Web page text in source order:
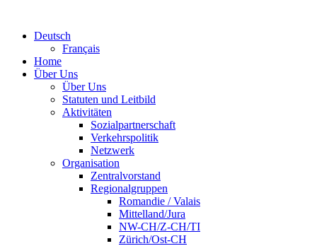
Deutsch
Français
Home
Über Uns
Über Uns
Statuten und Leitbild
Aktivitäten
Sozialpartnerschaft
Verkehrspolitik
Netzwerk
Organisation
Zentralvorstand
Regionalgruppen
Romandie / Valais
Mittelland/Jura
NW-CH/Z-CH/TI
Zürich/Ost-CH